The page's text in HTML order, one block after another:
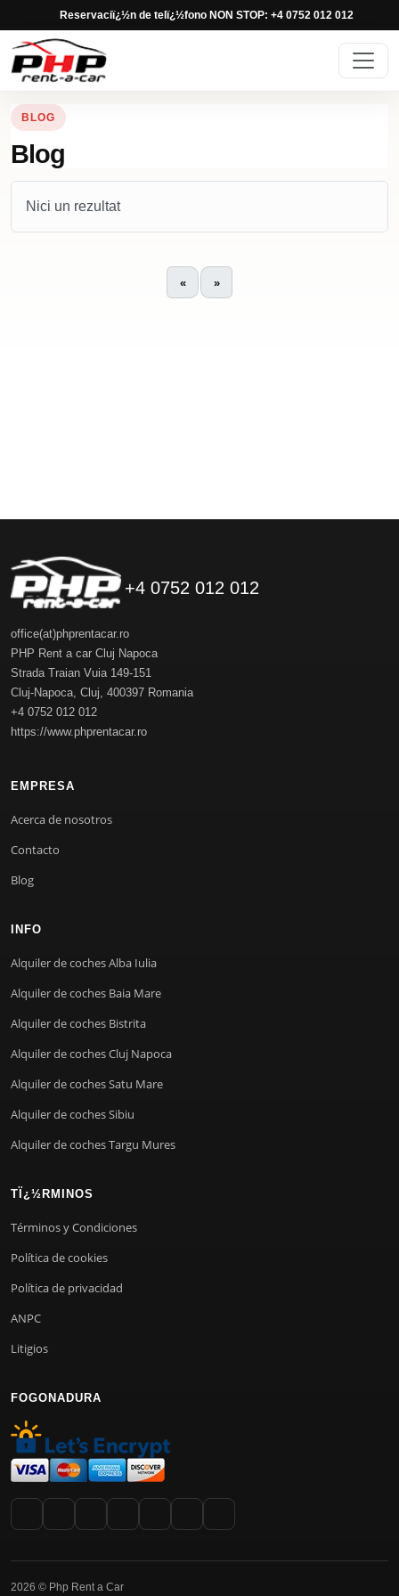
Reservaciï¿½n de telï¿½fono NON STOP: +4 0752 012 012
BLOG
Blog
Nici un rezultat
« »
+4 0752 012 012
office(at)phprentacar.ro
PHP Rent a car Cluj Napoca
Strada Traian Vuia 149-151
Cluj-Napoca, Cluj, 400397 Romania
+4 0752 012 012
https://www.phprentacar.ro
EMPRESA
Acerca de nosotros
Contacto
Blog
INFO
Alquiler de coches Alba Iulia
Alquiler de coches Baia Mare
Alquiler de coches Bistrita
Alquiler de coches Cluj Napoca
Alquiler de coches Satu Mare
Alquiler de coches Sibiu
Alquiler de coches Targu Mures
TÏ¿½RMINOS
Términos y Condiciones
Política de cookies
Política de privacidad
ANPC
Litigios
FOGONADURA
2026 © Php Rent a Car